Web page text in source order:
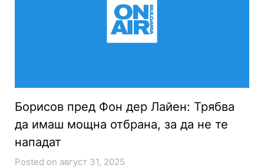
Борисов пред Фон дер Лайен: Трябва
да имаш мощна отбрана, за да не те
нападат
Posted on август 31, 2025